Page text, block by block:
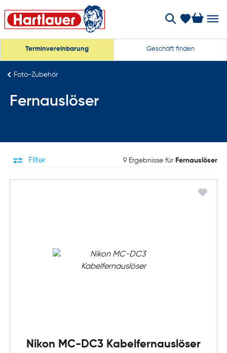
Terminvereinbarung Geschäft finden
Foto-Zubehör
Fernauslöser
Filter 9 Ergebnisse für Fernauslöser
Nikon MC-DC3 Kabelfernauslöser